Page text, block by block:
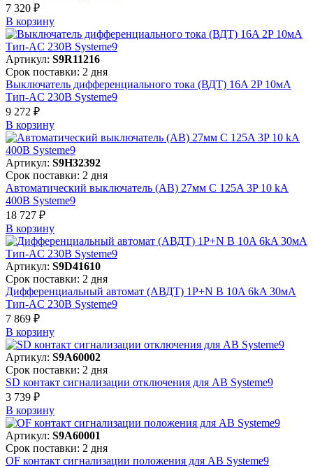
7 320 ₽
В корзинy
Артикул: S9R11216
Срок поставки: 2 дня
Выключатель дифференциального тока (ВДТ) 16A 2P 10мА
Тип-AC 230В Systeme9
9 272 ₽
В корзинy
Артикул: S9H32392
Срок поставки: 2 дня
Автоматический выключатель (АВ) 27мм C 125A 3P 10 kA
400В Systeme9
18 727 ₽
В корзинy
Артикул: S9D41610
Срок поставки: 2 дня
Дифференциальный автомат (АВДТ) 1P+N B 10A 6kA 30мА
Тип-AC 230В Systeme9
7 869 ₽
В корзинy
Артикул: S9A60002
Срок поставки: 2 дня
SD контакт сигнализации отключения для АВ Systeme9
3 739 ₽
В корзинy
Артикул: S9A60001
Срок поставки: 2 дня
OF контакт сигнализации положения для АВ Systeme9